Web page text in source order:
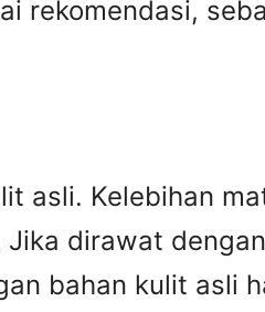
rekomendasi,
asli. Kelebihan
dirawat
bahan kulit asli